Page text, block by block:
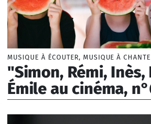
MUSIQUE À ÉCOUTER, MUSIQUE À
"Simon, Rémi, Inès,
Émile au cinéma,